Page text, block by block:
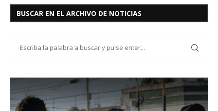
BUSCAR EN EL ARCHIVO DE NOTICIAS